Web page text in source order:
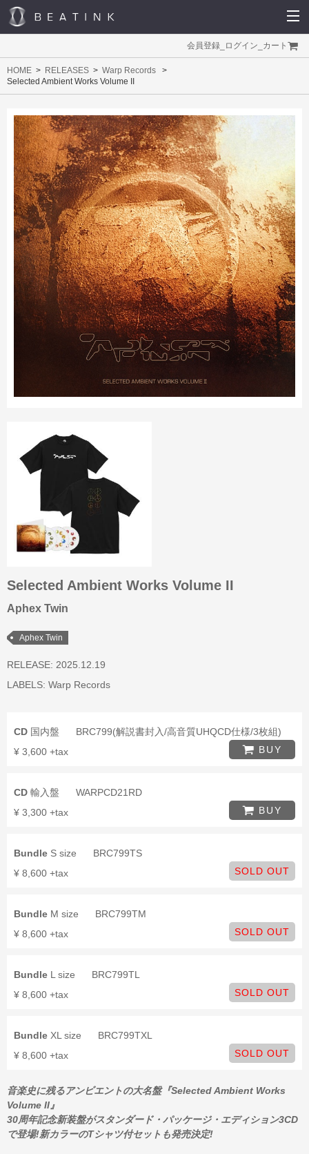
会員登録 ログイン カート
HOME RELEASES
Warp Records
Selected Ambient Works Volume II
Selected Ambient Works Volume II
Aphex Twin
Aphex Twin
RELEASE: 2025.12.19
LABELS: Warp Records
CD 国内盤
BRC799(解説書封入/高音質UHQCD仕様/3枚組)
¥ 3,600 +tax
BUY
CD 輸入盤
WARPCD21RD
¥ 3,300 +tax
BUY
Bundle S size
BRC799TS
¥ 8,600 +tax
SOLD OUT
Bundle M size
BRC799TM
¥ 8,600 +tax
SOLD OUT
Bundle L size
BRC799TL
¥ 8,600 +tax
SOLD OUT
Bundle XL size
BRC799TXL
¥ 8,600 +tax
SOLD OUT
音楽史に残るアンビエントの大名盤『Selected Ambient Works
Volume II』
30周年記念新装盤がスタンダード・パッケージ・エディション3CD
で登場!新カラーのTシャツ付セットも発売決定!